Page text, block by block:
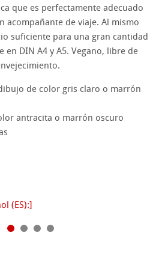
que es perfectamente adecuado
acompañante de viaje. Al mismo
suficiente para una gran cantidad
en DIN A4 y A5. Vegano, libre de
de color gris claro o marrón
antracita o marrón oscuro